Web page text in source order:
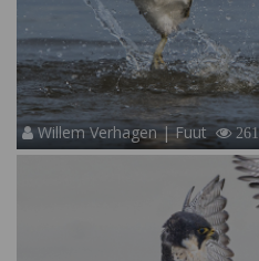
Willem Verhagen | Fuut 261